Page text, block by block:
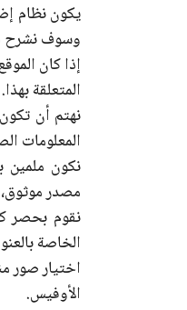
يكون نظام
وسوف نشرح
إذا كان
المتعلقة بهذا.
نهتم أن
المعلومات
نكون ملمين
مصدر موثوق،
نقوم بحصر
الخاصة
اختيار صور
الأوفيس.